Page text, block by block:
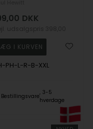
DKK
PH-L-R-B-XXL
Bestillingsvare
3-5
hverdage